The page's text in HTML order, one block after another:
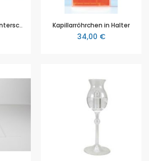
Durchflussrohr mit unterschiedlichem Durchmesser Kapillarröhrchen in Halter
34,00 €